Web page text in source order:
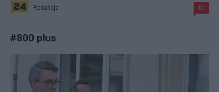
Redakcja 80
#800 plus